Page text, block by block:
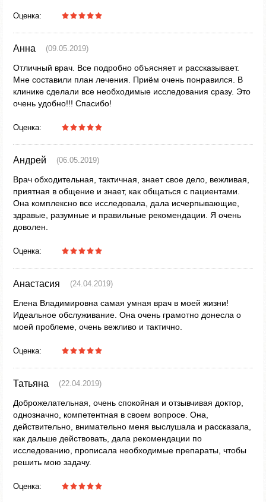
Оценка:
Анна (09.05.2019)
Отличный врач. Все подробно объясняет и рассказывает.
Мне составили план лечения. Приём очень понравился. В
клинике сделали все необходимые исследования сразу. Это
очень удобно!!! Спасибо!
Оценка:
Андрей (06.05.2019)
Врач обходительная, тактичная, знает свое дело, вежливая,
приятная в общение и знает, как общаться с пациентами.
Она комплексно все исследовала, дала исчерпывающие,
здравые, разумные и правильные рекомендации. Я очень
доволен.
Оценка:
Анастасия (24.04.2019)
Елена Владимировна самая умная врач в моей жизни!
Идеальное обслуживание. Она очень грамотно донесла о
моей проблеме, очень вежливо и тактично.
Оценка:
Татьяна (22.04.2019)
Доброжелательная, очень спокойная и отзывчивая доктор,
однозначно, компетентная в своем вопросе. Она,
действительно, внимательно меня выслушала и рассказала,
как дальше действовать, дала рекомендации по
исследованию, прописала необходимые препараты, чтобы
решить мою задачу.
Оценка: